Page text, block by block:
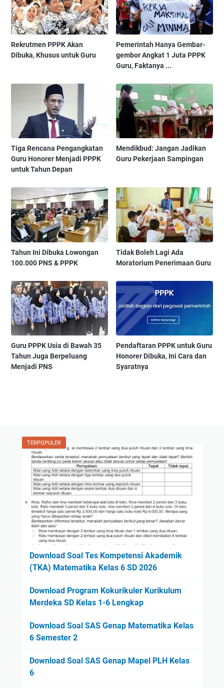
Rekrutmen PPPK Akan
Dibuka, Khusus untuk Guru
Pemerintah Hanya Gembar-
gembor Angkat 1 Juta PPPK
Guru, Faktanya ...
Tiga Rencana Pengangkatan
Guru Honorer Menjadi PPPK
untuk Tahun Depan
Mendikbud: Jangan Jadikan
Guru Pekerjaan Sampingan
Tahun Ini Dibuka Lowongan
100.000 PNS & PPPK
Tidak Boleh Lagi Ada
Moratorium Penerimaan Guru
Guru PPPK Usia di Bawah 35
Tahun Juga Berpeluang
Menjadi PNS
Pendaftaran PPPK untuk Guru
Honorer Dibuka, Ini Cara dan
Syaratnya
TERPOPULER
Download Soal Tes Kompetensi Akademik
(TKA) Matematika Kelas 6 SD 2026
Download Program Kokurikuler Kurikulum
Merdeka SD Kelas 1-6 Lengkap
Download Soal SAS Genap Matematika Kelas
6 Semester 2
Download Soal SAS Genap Mapel PLH Kelas
6